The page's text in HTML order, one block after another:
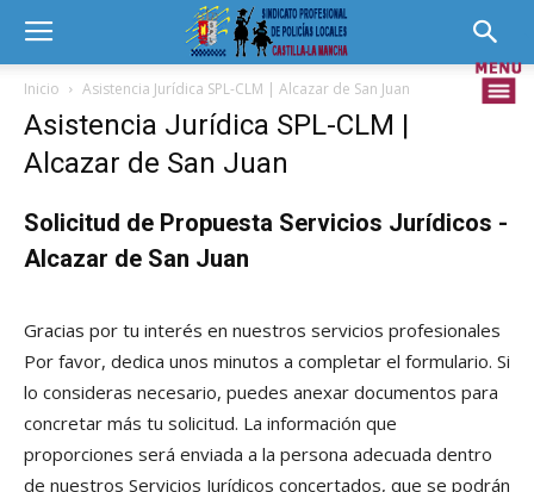
Inicio Asistencia Jurídica SPL-CLM | Alcazar de San Juan
Asistencia Jurídica SPL-CLM |
Alcazar de San Juan
Solicitud de Propuesta Servicios Jurídicos -
Alcazar de San Juan
Gracias por tu interés en nuestros servicios profesionales
Por favor, dedica unos minutos a completar el formulario. Si
lo consideras necesario, puedes anexar documentos para
concretar más tu solicitud. La información que
proporciones será enviada a la persona adecuada dentro
de nuestros Servicios Jurídicos concertados, que se podrán